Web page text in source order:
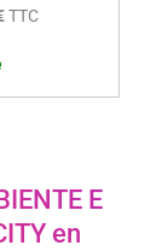
TTC
E
en